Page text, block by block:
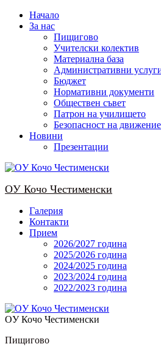
Skip
Начало
За нас
Пищигово
Учителски колектив
Материална база
Административни
Бюджет
Нормативни документи
Обществен съвет
Патрон на училището
Безопасност на
Новини
Презентации
OУ Кочо Чeстименски
Галерия
Контакти
Прием
2026/2027 година
2025/2026 година
2024/2025 годинa
2023/2024 година
2022/2023 година
OУ Кочо Чeстименски
Пищигово